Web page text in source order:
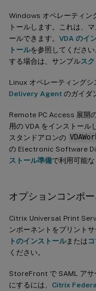
Windows オペレーティン
トールします。これは、
ールできます。 VDA のイ
トールを参照してくださ
する場合は、サンプルス
Linux オペレーティングシ
Delivery Agent のガイダ
Remote PC Access 展開
用の VDA をインストール
スタンドアロンの
の Electronic Software
ストール準備で利用可能な
オプションコンポ
Citrix Universal Print
ンポーネントをプリント
トのインストールまたは
ください。
StoreFront で SAML アサ
にするには、 Citrix